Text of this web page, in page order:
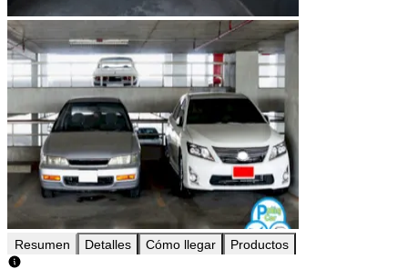
Resumen Detalles Cómo llegar Productos